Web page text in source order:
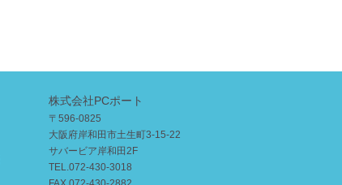
株式会社PCポート
〒596-0825
大阪府岸和田市土生町3-15-22
サバービア岸和田2F
TEL.072-430-3018